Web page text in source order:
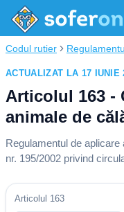
Codul rutier
ACTUALIZAT LA 17 IUNIE
Articolul 163 -
animale de
Regulamentul de
nr. 195/2002 privind
Articolul 163